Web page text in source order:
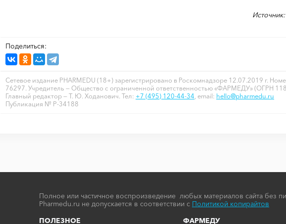
Источник:
Поделиться:
Сетевое издание PHARMEDU (18+) зарегистрировано в Роскомнадзоре 12.07.2019 г.
76297. Учредитель — Общество с ограниченной ответственностью «ФАРМЕДУ» (ОГРН
Главный редактор — Т. Ю. Ходанович. Тел: +7 (495) 120-44-34 , email: hello@pharmedu.ru
Публикация № P-34188
Полное или частичное воспроизведение любых материалов сайта без
Pharmedu.ru не допускается в соответствии с Политикой копирайтов
ПОЛЕЗНОЕ
ФАРМЕДУ